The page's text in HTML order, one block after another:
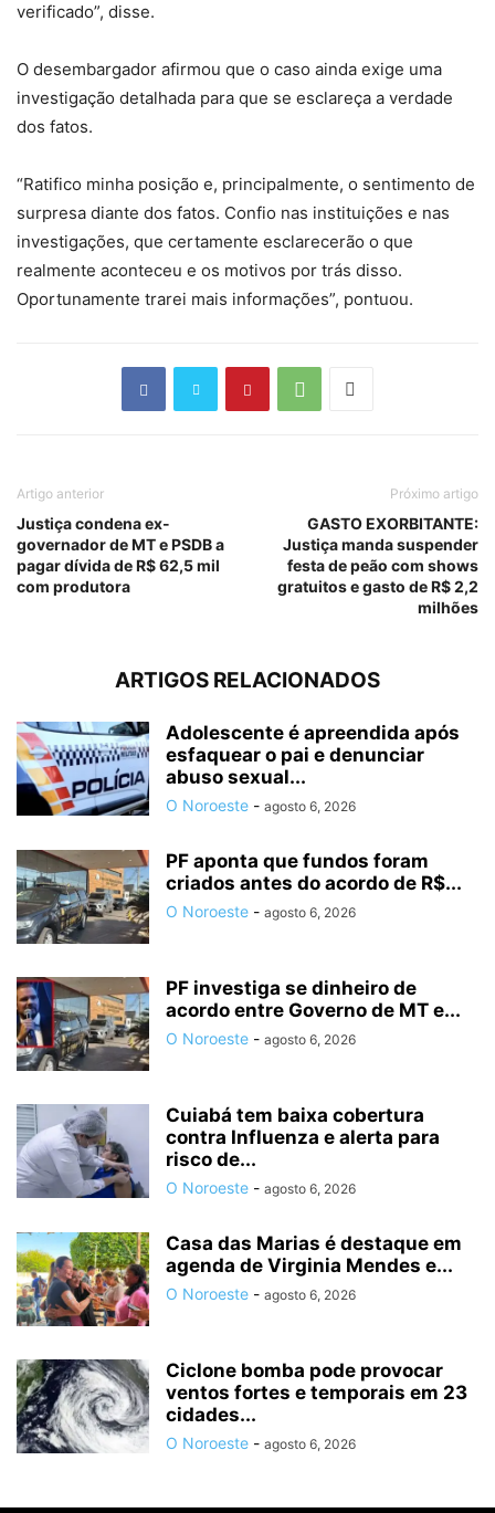
verificado”, disse.
O desembargador afirmou que o caso ainda exige uma
investigação detalhada para que se esclareça a verdade
dos fatos.
“Ratifico minha posição e, principalmente, o sentimento de
surpresa diante dos fatos. Confio nas instituições e nas
investigações, que certamente esclarecerão o que
realmente aconteceu e os motivos por trás disso.
Oportunamente trarei mais informações”, pontuou.
Artigo anterior
Justiça condena ex-
governador de MT e PSDB a
pagar dívida de R$ 62,5 mil
com produtora
Próximo artigo
GASTO EXORBITANTE:
Justiça manda suspender
festa de peão com shows
gratuitos e gasto de R$ 2,2
milhões
ARTIGOS RELACIONADOS
Adolescente é apreendida após
esfaquear o pai e denunciar
abuso sexual...
O Noroeste - agosto 6, 2026
PF aponta que fundos foram
criados antes do acordo de R$...
O Noroeste - agosto 6, 2026
PF investiga se dinheiro de
acordo entre Governo de MT e...
O Noroeste - agosto 6, 2026
Cuiabá tem baixa cobertura
contra Influenza e alerta para
risco de...
O Noroeste - agosto 6, 2026
Casa das Marias é destaque em
agenda de Virginia Mendes e...
O Noroeste - agosto 6, 2026
Ciclone bomba pode provocar
ventos fortes e temporais em 23
cidades...
O Noroeste - agosto 6, 2026